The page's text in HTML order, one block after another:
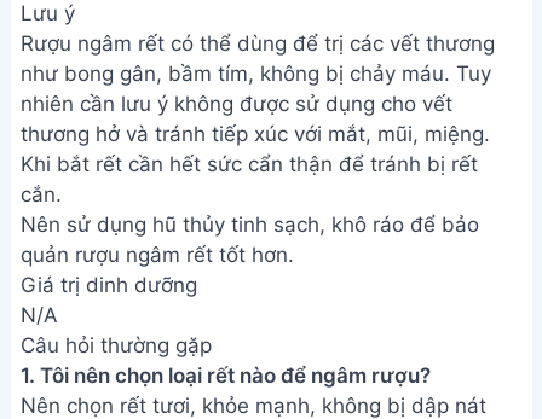
Lưu ý
Rượu ngâm rết có thể dùng để trị các vết thương
như bong gân, bầm tím, không bị chảy máu. Tuy
nhiên cần lưu ý không được sử dụng cho vết
thương hở và tránh tiếp xúc với mắt, mũi, miệng.
Khi bắt rết cần hết sức cẩn thận để tránh bị rết
cắn.
Nên sử dụng hũ thủy tinh sạch, khô ráo để bảo
quản rượu ngâm rết tốt hơn.
Giá trị dinh dưỡng
N/A
Câu hỏi thường gặp
1. Tôi nên chọn loại rết nào để ngâm rượu?
Nên chọn rết tươi, khỏe mạnh, không bị dập nát